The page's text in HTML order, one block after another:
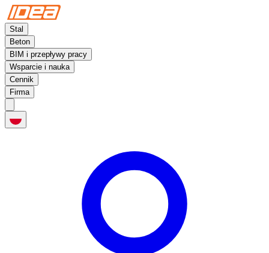
Stal
Beton
BIM i przepływy pracy
Wsparcie i nauka
Cennik
Firma